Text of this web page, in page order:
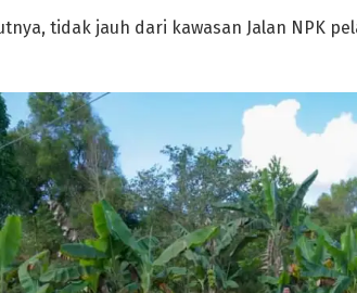
tidak jauh dari kawasan Jalan NPK